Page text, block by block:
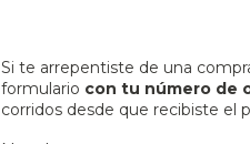
Si te arrepentiste de una
formulario con tu número de
corridos desde que recibiste el